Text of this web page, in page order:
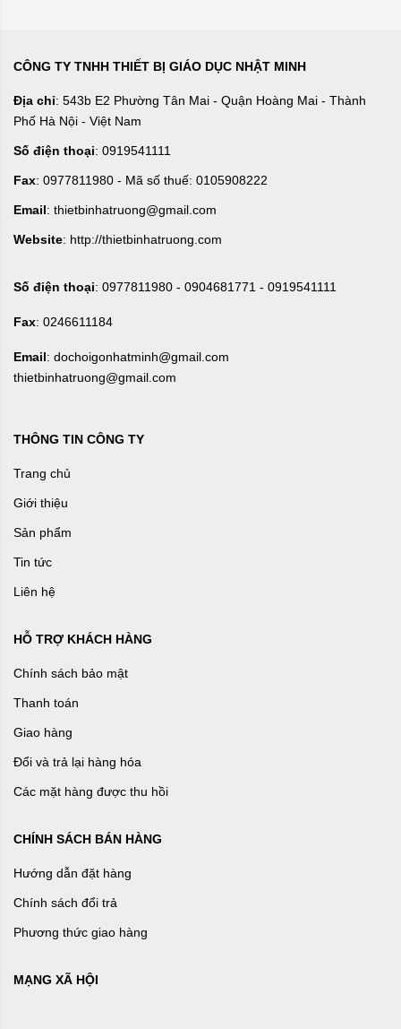
CÔNG TY TNHH THIẾT BỊ GIÁO DỤC NHẬT MINH
Địa chỉ: 543b E2 Phường Tân Mai - Quận Hoàng Mai - Thành
Phố Hà Nội - Việt Nam
Số điện thoại: 0919541111
Fax: 0977811980 - Mã số thuế: 0105908222
Email: thietbinhatruong@gmail.com
Website: http://thietbinhatruong.com
Số điện thoại: 0977811980 - 0904681771 - 0919541111
Fax: 0246611184
Email: dochoigonhatminh@gmail.com
thietbinhatruong@gmail.com
THÔNG TIN CÔNG TY
Trang chủ
Giới thiệu
Sản phẩm
Tin tức
Liên hệ
HỖ TRỢ KHÁCH HÀNG
Chính sách bảo mật
Thanh toán
Giao hàng
Đổi và trả lại hàng hóa
Các mặt hàng được thu hồi
CHÍNH SÁCH BÁN HÀNG
Hướng dẫn đặt hàng
Chính sách đổi trả
Phương thức giao hàng
MẠNG XÃ HỘI